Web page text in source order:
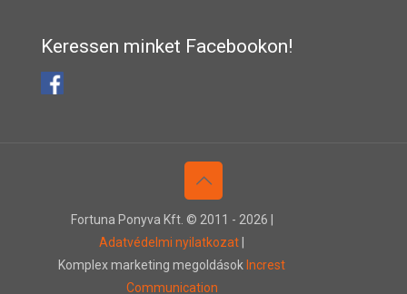
Keressen minket Facebookon!
Fortuna Ponyva Kft. © 2011 - 2026 |
Adatvédelmi nyilatkozat
Komplex marketing megoldások Increst
Communication